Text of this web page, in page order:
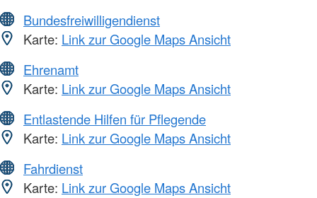
Bundesfreiwilligendienst
Karte: Link zur Google Maps Ansicht
Ehrenamt
Karte: Link zur Google Maps Ansicht
Entlastende Hilfen für Pflegende
Karte: Link zur Google Maps Ansicht
Fahrdienst
Karte: Link zur Google Maps Ansicht